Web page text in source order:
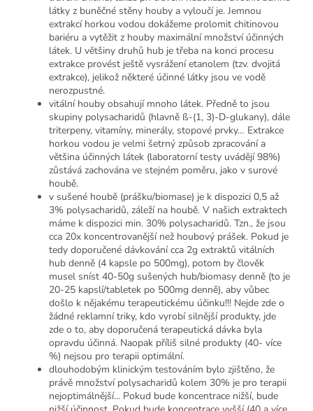
látky z buněčné stěny houby a vyloučí je. Jemnou
extrakcí horkou vodou dokážeme prolomit chitinovou
bariéru a vytěžit z houby maximální množství účinných
látek. U většiny druhů hub je třeba na konci procesu
extrakce provést ještě vysrážení etanolem (tzv. dvojitá
extrakce), jelikož některé účinné látky jsou ve vodě
nerozpustné.
vitální houby obsahují mnoho látek. Předně to jsou
skupiny polysacharidů (hlavně ß-(1, 3)-D-glukany), dále
triterpeny, vitamíny, minerály, stopové prvky… Extrakce
horkou vodou je velmi šetrný způsob zpracování a
většina účinných látek (laboratorní testy uvádějí 98%)
zůstává zachována ve stejném poměru, jako v surové
houbě.
v sušené houbě (prášku/biomase) je k dispozici 0,5 až
3% polysacharidů, záleží na houbě. V našich extraktech
máme k dispozici min. 30% polysacharidů. Tzn., že jsou
cca 20x koncentrovanější než houbový prášek. Pokud je
tedy doporučené dávkování cca 2g extraktů vitálních
hub denně (4 kapsle po 500mg), potom by člověk
musel sníst 40-50g sušených hub/biomasy denně (to je
20-25 kapslí/tabletek po 500mg denně), aby vůbec
došlo k nějakému terapeutickému účinku!!! Nejde zde o
žádné reklamní triky, kdo vyrobí silnější produkty, jde
zde o to, aby doporučená terapeutická dávka byla
opravdu účinná. Naopak příliš silné produkty (40- více
%) nejsou pro terapii optimální.
dlouhodobým klinickým testováním bylo zjištěno, že
právě množství polysacharidů kolem 30% je pro terapii
nejoptimálnější... Pokud bude koncentrace nižší, bude